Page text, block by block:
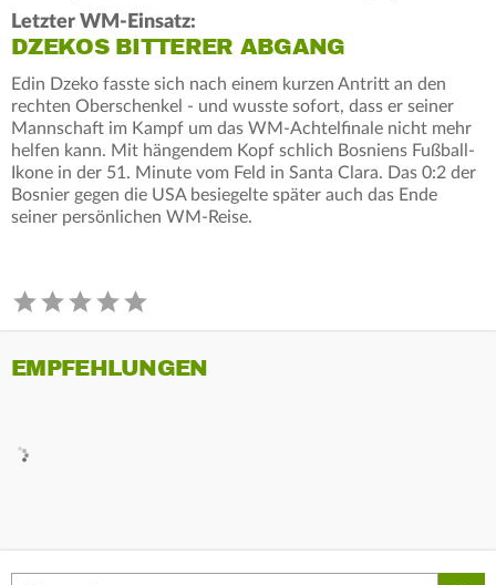
Letzter WM-Einsatz:
DZEKOS BITTERER ABGANG
Edin Dzeko fasste sich nach einem kurzen Antritt an den
rechten Oberschenkel - und wusste sofort, dass er seiner
Mannschaft im Kampf um das WM-Achtelfinale nicht mehr
helfen kann. Mit hängendem Kopf schlich Bosniens Fußball-
Ikone in der 51. Minute vom Feld in Santa Clara. Das 0:2 der
Bosnier gegen die USA besiegelte später auch das Ende
seiner persönlichen WM-Reise.
EMPFEHLUNGEN